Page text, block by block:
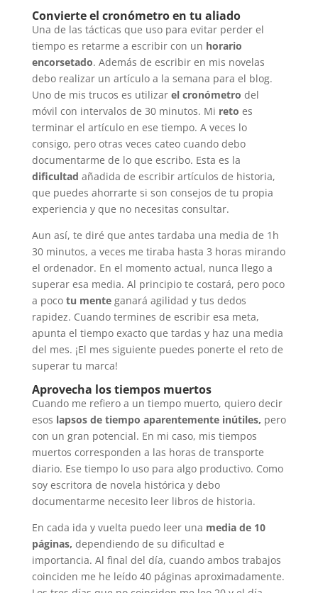
Convierte el cronómetro en tu aliado
Una de las tácticas que uso para evitar perder el
tiempo es retarme a escribir con un horario
encorsetado. Además de escribir en mis novelas
debo realizar un artículo a la semana para el blog.
Uno de mis trucos es utilizar el cronómetro del
móvil con intervalos de 30 minutos. Mi reto es
terminar el artículo en ese tiempo. A veces lo
consigo, pero otras veces cateo cuando debo
documentarme de lo que escribo. Esta es la
dificultad añadida de escribir artículos de historia,
que puedes ahorrarte si son consejos de tu propia
experiencia y que no necesitas consultar.
Aun así, te diré que antes tardaba una media de 1h
30 minutos, a veces me tiraba hasta 3 horas mirando
el ordenador. En el momento actual, nunca llego a
superar esa media. Al principio te costará, pero poco
a poco tu menteganará agilidad y tus dedos
rapidez. Cuando termines de escribir esa meta,
apunta el tiempo exacto que tardas y haz una media
del mes. ¡El mes siguiente puedes ponerte el reto de
superar tu marca!
Aprovecha los tiempos muertos
Cuando me refiero a un tiempo muerto, quiero decir
esos lapsos de tiempo aparentemente inútiles, pero
con un gran potencial. En mi caso, mis tiempos
muertos corresponden a las horas de transporte
diario. Ese tiempo lo uso para algo productivo. Como
soy escritora de novela histórica y debo
documentarme necesito leer libros de historia.
En cada ida y vuelta puedo leer una media de 10
páginas, dependiendo de su dificultad e
importancia. Al final del día, cuando ambos trabajos
coinciden me he leído 40 páginas aproximadamente.